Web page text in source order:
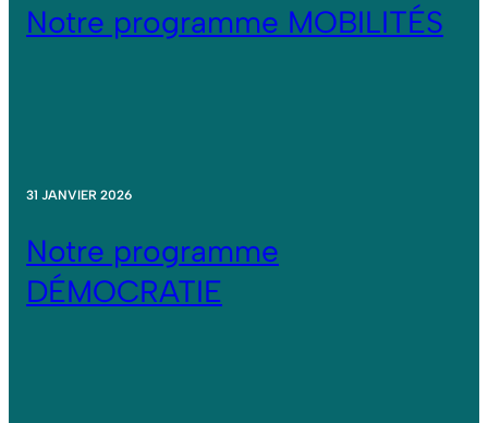
Notre programme MOBILITÉS
31 JANVIER 2026
Notre programme
DÉMOCRATIE